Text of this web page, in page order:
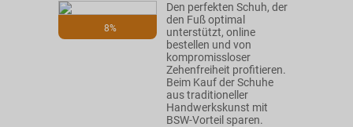
8%
Den perfekten Schuh, der
den Fuß optimal
unterstützt, online
bestellen und von
kompromissloser
Zehenfreiheit profitieren.
Beim Kauf der Schuhe
aus traditioneller
Handwerkskunst mit
BSW-Vorteil sparen.